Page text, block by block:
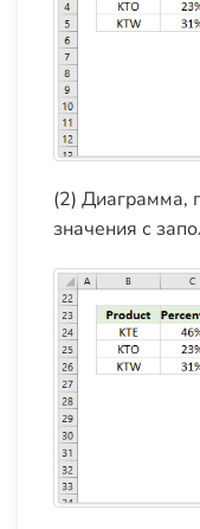
(2) Диаграмма,
значения с